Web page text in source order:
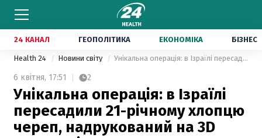
24 КАНАЛ ГЕОПОЛІТИКА ЕКОНОМІКА БІЗНЕС
Health 24 Новини світу Унікальна операція: в Ізраїлі пересадили 21-річному хлопцю череп, надрукований на 3D принтері
6 квітня, 17:51 2
Унікальна операція: в Ізраїлі
пересадили 21-річному хлопцю
череп, надрукований на 3D